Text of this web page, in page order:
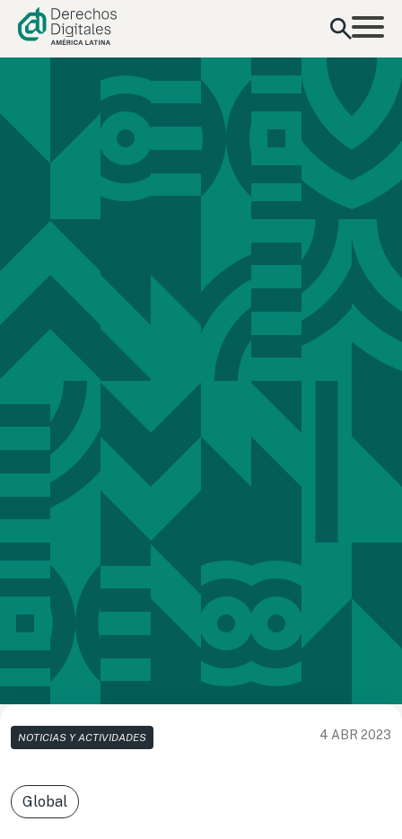
contenido
NOTICIAS Y ACTIVIDADES 4 ABR 2023
Global